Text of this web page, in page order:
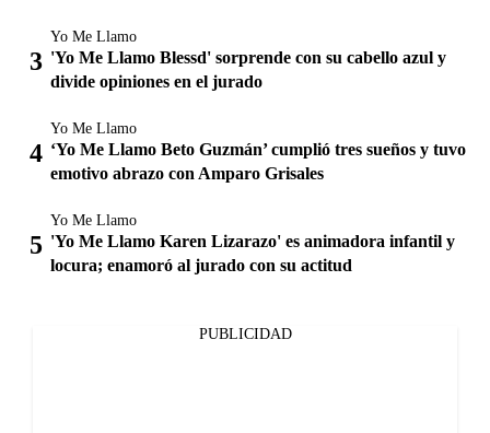
Yo Me Llamo
'Yo Me Llamo Blessd' sorprende con su cabello azul y
divide opiniones en el jurado
Yo Me Llamo
‘Yo Me Llamo Beto Guzmán’ cumplió tres sueños y tuvo
emotivo abrazo con Amparo Grisales
Yo Me Llamo
'Yo Me Llamo Karen Lizarazo' es animadora infantil y
locura; enamoró al jurado con su actitud
PUBLICIDAD